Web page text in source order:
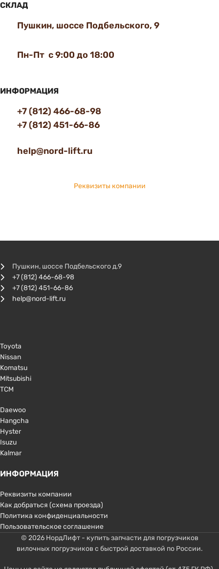
СКЛАД
Пушкин, шоссе Подбельского, 9
Пн-Пт с 9:00 до 18:00
ИНФОРМАЦИЯ
+7 (812) 466-68-98
+7 (812) 451-66-86
help@nord-lift.ru
Реквизиты компании
Пушкин, шоссе Подбельского д.9
+7 (812) 466-68-98
+7 (812) 451-66-86
help@nord-lift.ru
Toyota
Nissan
Komatsu
Mitsubishi
TCM
Daewoo
Hangcha
Hyster
Isuzu
Kalmar
ИНФОРМАЦИЯ
Реквизиты компании
Как добраться (схема проезда)
Политика конфиденциальности
Пользовательское соглашение
© 2026 НордЛифт - купить запчасти для погрузчиков
вилочных погрузчиков с быстрой доставкой по России.